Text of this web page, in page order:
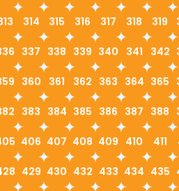
314 315 316 317 318 319
337 338 339 340 341 342
360 361 362 363 364 365
383 384 385 386 387 388
406 407 408 409 410 411
429 430 432 433 434 435